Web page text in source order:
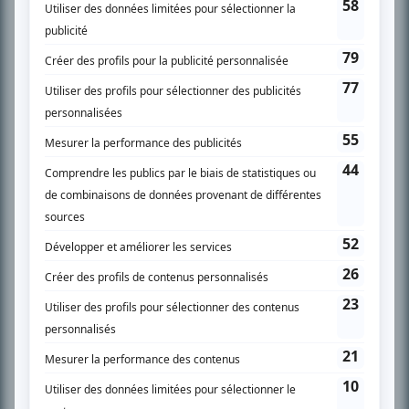
SUR LE RÉSEAU BIZZ MÉDIA
Accueil
Liste des oeuvres
Liste des comédiens
Recherche avancée
À propos
Nous contacter
Termes et conditions
Politique de confidentialité